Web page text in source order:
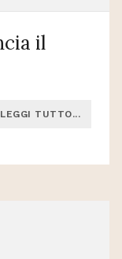
il
LEGGI TUTTO...